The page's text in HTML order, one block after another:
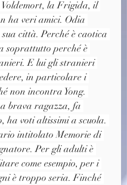
Voldemort, la Frigida, il
ha veri amici. Odia
città. Perché è caotica
soprattutto perché è
E lui gli stranieri
in particolare i
non incontra Yong.
brava ragazza, fa
ha voti altissimi a scuola.
intitolato Memorie di
Per gli adulti è
come esempio, per i
è troppo seria. Finché